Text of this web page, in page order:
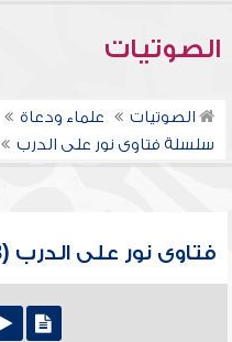
الصوتيات
الصوتيات علماء ودعاة
سلسلة فتاوى نور على الدرب
فتاوى نور على الدرب (618)